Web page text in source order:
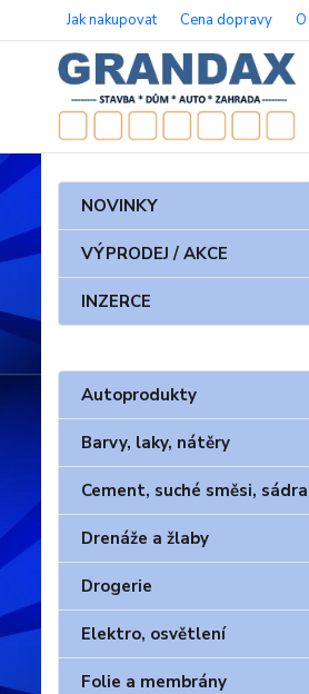
Jak nakupovat Cena dopravy
NOVINKY
VÝPRODEJ / AKCE
INZERCE
Autoprodukty
Barvy, laky, nátěry
Cement, suché směsi, sádra
Drenáže a žlaby
Drogerie
Elektro, osvětlení
Folie a membrány